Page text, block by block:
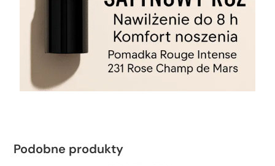
Podobne produkty